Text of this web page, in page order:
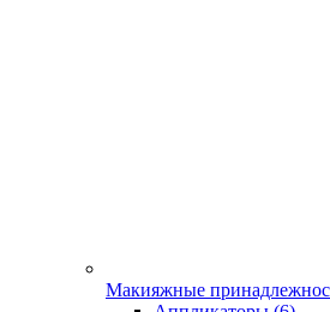
Макияжные